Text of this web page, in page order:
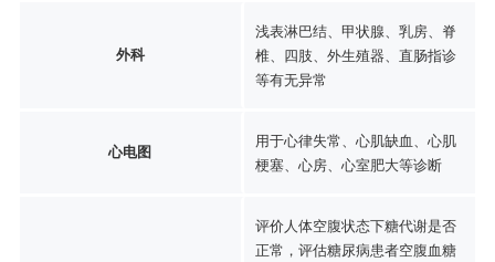
外科
浅表淋巴结、甲状腺、乳房、脊
椎、四肢、外生殖器、直肠指诊
等有无异常
心电图
用于心律失常、心肌缺血、心肌
梗塞、心房、心室肥大等诊断
评价人体空腹状态下糖代谢是否
正常，评估糖尿病患者空腹血糖